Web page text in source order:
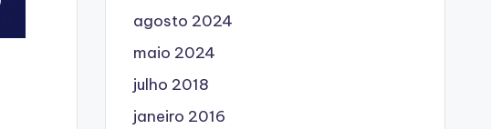
agosto 2024
maio 2024
julho 2018
janeiro 2016